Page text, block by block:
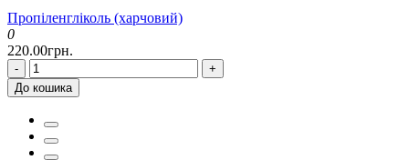
Пропіленгліколь (харчовий)
0
220.00грн.
-
+
До кошика